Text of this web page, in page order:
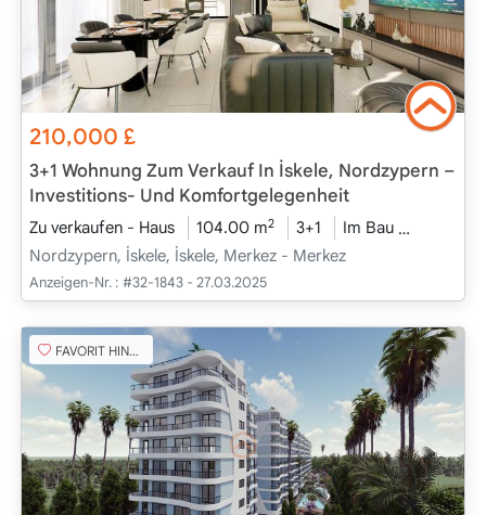
210,000£
3+1 Wohnung Zum Verkauf In İskele, Nordzypern –
Investitions- Und Komfortgelegenheit
Zu verkaufen - Haus 104.00 m2 3+1 Im Bau
Nordzypern, İskele, İskele, Merkez - Merkez
Anzeigen-Nr. : #32-1843 - 27.03.2025
FAVORIT HINZUFÜGEN